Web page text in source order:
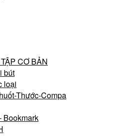
CƠ BẢN
bút
loại
Thước-Compa
Bookmark